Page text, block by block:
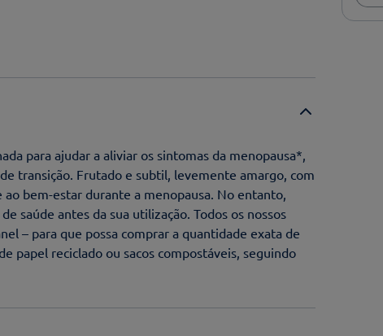
para ajudar a aliviar os sintomas da menopausa*,
transição. Frutado e subtil, levemente amargo, com
bem-estar durante a menopausa. No entanto,
saúde antes da sua utilização. Todos os nossos
– para que possa comprar a quantidade exata de
papel reciclado ou sacos compostáveis, seguindo